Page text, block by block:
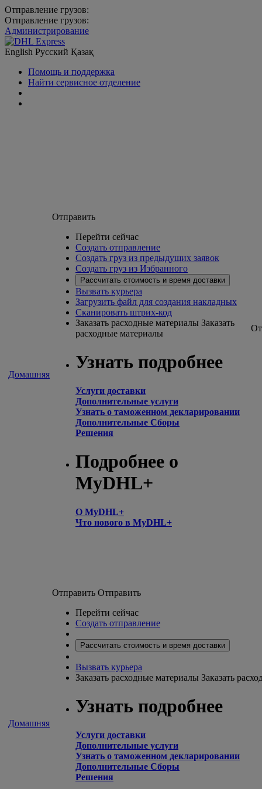
Отправление грузов:
Отправление грузов:
Администрирование
English Русский Қазақ
Помощь и поддержка
Найти сервисное отделение
Домашняя
Отправить
Перейти сейчас
Создать отправление
Создать груз из предыдущих заявок
Создать груз из Избранного
Рассчитать стоимость и время доставки
Вызвать курьера
Загрузить файл для создания накладных
Сканировать штрих-код
Заказать расходные материалы Заказать
расходные материалы
Узнать подробнее
Услуги доставки
Дополнительные услуги
Узнать о таможенном декларировании
Дополнительные Сборы
Решения
Подробнее о
MyDHL+
О MyDHL+
Что нового в MyDHL+
Домашняя
Отправить Отправить
Перейти сейчас
Создать отправление
Рассчитать стоимость и время доставки
Вызвать курьера
Заказать расходные материалы Заказать
Узнать подробнее
Услуги доставки
Дополнительные услуги
Узнать о таможенном декларировании
Дополнительные Сборы
Решения